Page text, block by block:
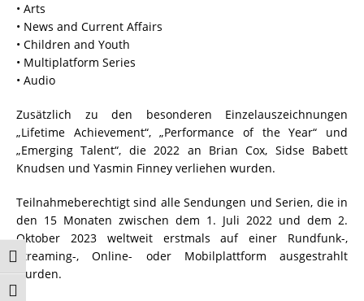
Umschalten auf hohe Kontraste
Schrift vergrößern
• Arts
• News and Current Affairs
• Children and Youth
• Multiplatform Series
• Audio
Zusätzlich zu den besonderen Einzelauszeichnungen
„Lifetime Achievement“, „Performance of the Year“ und
„Emerging Talent“, die 2022 an Brian Cox, Sidse Babett
Knudsen und Yasmin Finney verliehen wurden.
Teilnahmeberechtigt sind alle Sendungen und Serien, die in
den 15 Monaten zwischen dem 1. Juli 2022 und dem 2.
Oktober 2023 weltweit erstmals auf einer Rundfunk-,
Streaming-, Online- oder Mobilplattform ausgestrahlt
wurden.